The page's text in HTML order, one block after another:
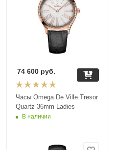
Часы Omega De Ville Tresor
Quartz 36mm Ladies
В наличии
74 600руб.